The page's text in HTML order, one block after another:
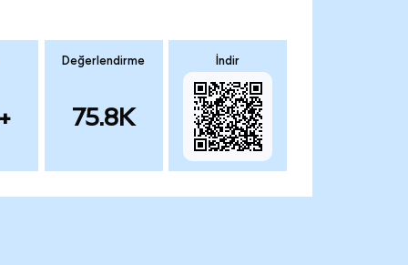
Değerlendirme
75.8K
İndir